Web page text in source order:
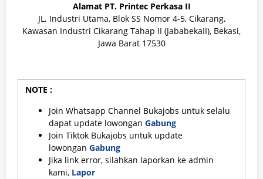
Alamat PT. Printec Perkasa II
JL. Industri Utama, Blok SS Nomor 4-5, Cikarang,
Kawasan Industri Cikarang Tahap II (JababekaII), Bekasi,
Jawa Barat 17530
NOTE :
Join Whatsapp Channel Bukajobs untuk selalu
dapat update lowongan Gabung
Join Tiktok Bukajobs untuk update
lowongan Gabung
Jika link error, silahkan laporkan ke admin
kami, Lapor